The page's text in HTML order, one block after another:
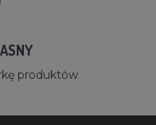
produktów